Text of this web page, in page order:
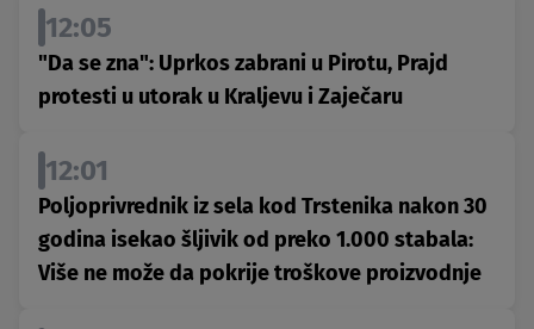
12:05
"Da se zna": Uprkos zabrani u Pirotu, Prajd
protesti u utorak u Kraljevu i Zaječaru
12:01
Poljoprivrednik iz sela kod Trstenika nakon 30
godina isekao šljivik od preko 1.000 stabala:
Više ne može da pokrije troškove proizvodnje